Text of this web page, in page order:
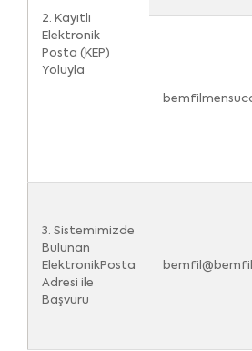
2. Kayıtlı
Elektronik
Posta (KEP)
Yoluyla
3. Sistemimizde
Bulunan
ElektronikPosta
Adresi ile
Başvuru